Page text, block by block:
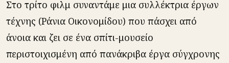
Στο τρίτο φιλμ συναντάμε μια συλλέκτρια έργων
τέχνης (Ράνια Οικονομίδου) που πάσχει από
άνοια και ζει σε ένα σπίτι-μουσείο
περιστοιχισμένη από πανάκριβα έργα σύγχρονης